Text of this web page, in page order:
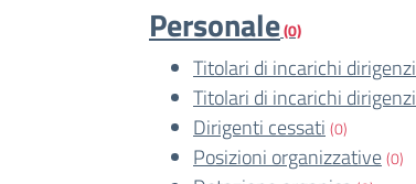
Personale(0)
Titolari di incarichi
Titolari di incarichi
Dirigenti cessati (0)
Posizioni organizzative(0)